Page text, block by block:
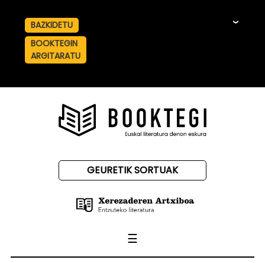
BAZKIDETU
BOOKTEGIN
ARGITARATU
GEURETIK SORTUAK
☰